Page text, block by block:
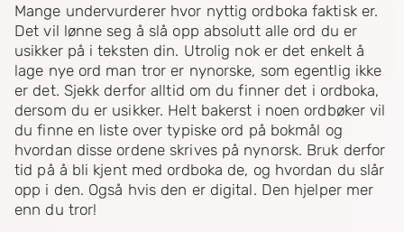
Mange undervurderer hvor nyttig ordboka faktisk er.
Det vil lønne seg å slå opp absolutt alle ord du er
usikker på i teksten din. Utrolig nok er det enkelt å
lage nye ord man tror er nynorske, som egentlig ikke
er det. Sjekk derfor alltid om du finner det i ordboka,
dersom du er usikker. Helt bakerst i noen ordbøker vil
du finne en liste over typiske ord på bokmål og
hvordan disse ordene skrives på nynorsk. Bruk derfor
tid på å bli kjent med ordboka de, og hvordan du slår
opp i den. Også hvis den er digital. Den hjelper mer
enn du tror!